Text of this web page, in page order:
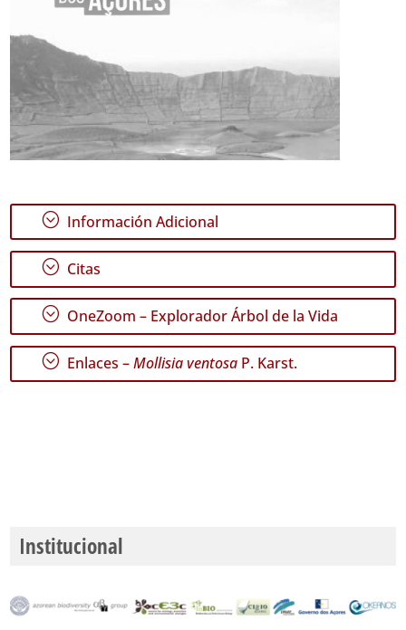
; Información Adicional
; Citas
; OneZoom – Explorador Árbol de la Vida
; Enlaces –Mollisia ventosa P. Karst.
Institucional